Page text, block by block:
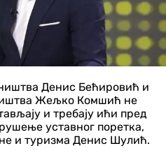
Денис Бећировић и
Жељко Комшић не
и требају ићи пред
уставног поретка,
и туризма Денис Шулић.